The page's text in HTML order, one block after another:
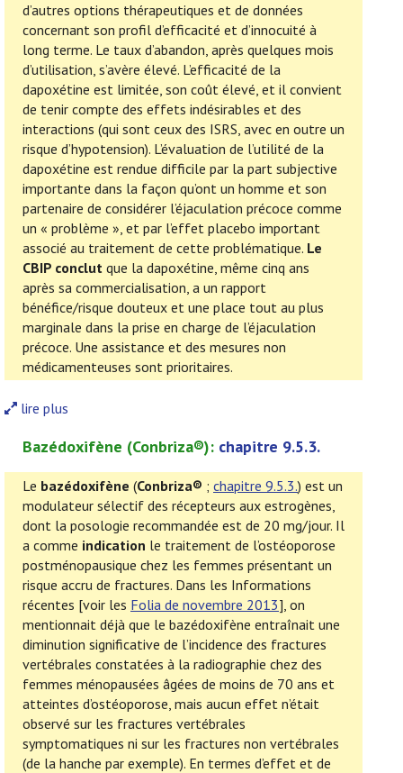
d’autres options thérapeutiques et de données
concernant son profil d’efficacité et d’innocuité à
long terme. Le taux d’abandon, après quelques mois
d’utilisation, s’avère élevé. L’efficacité de la
dapoxétine est limitée, son coût élevé, et il convient
de tenir compte des effets indésirables et des
interactions (qui sont ceux des ISRS, avec en outre un
risque d’hypotension). L’évaluation de l’utilité de la
dapoxétine est rendue difficile par la part subjective
importante dans la façon qu’ont un homme et son
partenaire de considérer l’éjaculation précoce comme
un « problème », et par l’effet placebo important
associé au traitement de cette problématique. Le
CBIP conclut que la dapoxétine, même cinq ans
après sa commercialisation, a un rapport
bénéfice/risque douteux et une place tout au plus
marginale dans la prise en charge de l’éjaculation
précoce. Une assistance et des mesures non
médicamenteuses sont prioritaires.
lire plus
Bazédoxifène (Conbriza®): chapitre 9.5.3.
Le bazédoxifène (Conbriza® ; chapitre 9.5.3.) est un
modulateur sélectif des récepteurs aux estrogènes,
dont la posologie recommandée est de 20 mg/jour. Il
a comme indication le traitement de l’ostéoporose
postménopausique chez les femmes présentant un
risque accru de fractures. Dans les Informations
récentes [voir les Folia de novembre 2013], on
mentionnait déjà que le bazédoxifène entraînait une
diminution significative de l’incidence des fractures
vertébrales constatées à la radiographie chez des
femmes ménopausées âgées de moins de 70 ans et
atteintes d’ostéoporose, mais aucun effet n’était
observé sur les fractures vertébrales
symptomatiques ni sur les fractures non vertébrales
(de la hanche par exemple). En termes d’effet et de